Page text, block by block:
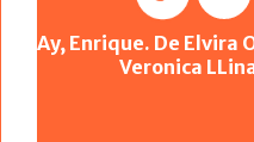
Ay, Enrique. De Elvira
Veronica